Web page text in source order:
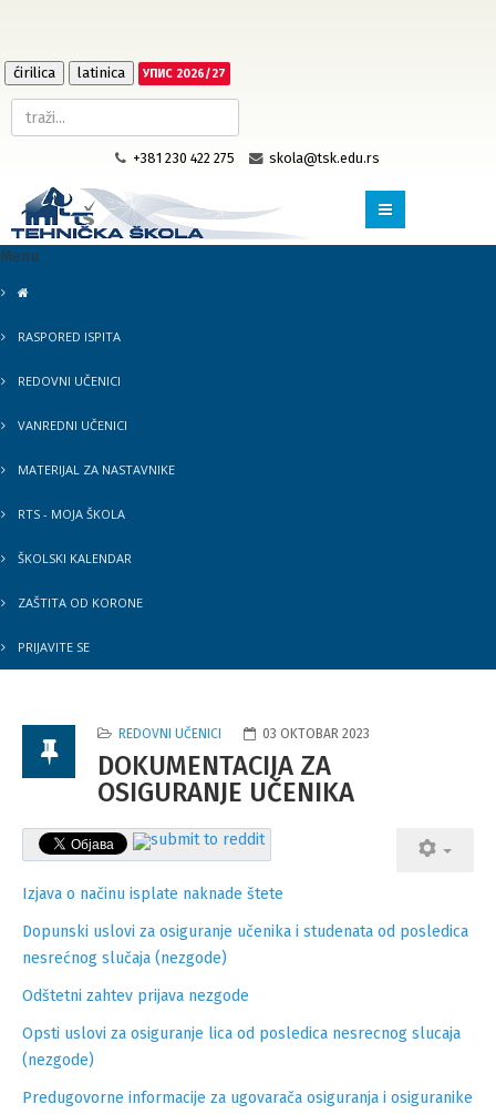
ćirilica latinica УПИС 2026/27
+381 230 422 275 skola@tsk.edu.rs
Menu
RASPORED ISPITA
REDOVNI UČENICI
VANREDNI UČENICI
MATERIJAL ZA NASTAVNIKE
RTS - MOJA ŠKOLA
ŠKOLSKI KALENDAR
ZAŠTITA OD KORONE
PRIJAVITE SE
REDOVNI UČENICI 03 OKTOBAR 2023
DOKUMENTACIJA ZA
OSIGURANJE UČENIKA
Izjava o načinu isplate naknade štete
Dopunski uslovi za osiguranje učenika i studenata od posledica
nesrećnog slučaja (nezgode)
Odštetni zahtev prijava nezgode
Opsti uslovi za osiguranje lica od posledica nesrecnog slucaja
(nezgode)
Predugovorne informacije za ugovarača osiguranja i osiguranike